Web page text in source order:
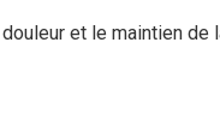
et le maintien de